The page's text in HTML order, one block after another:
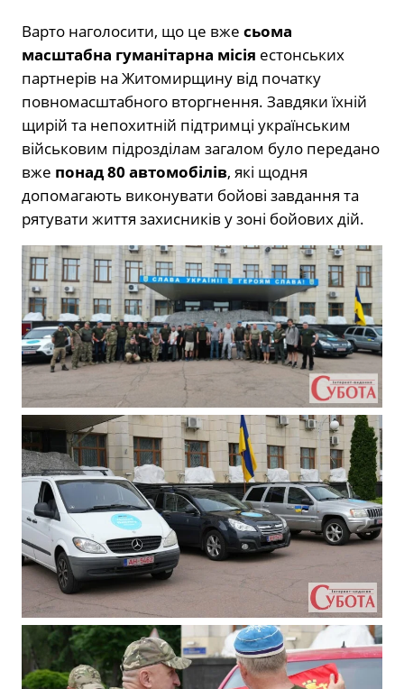
Варто наголосити, що це вже сьома
масштабна гуманітарна місія естонських
партнерів на Житомирщину від початку
повномасштабного вторгнення. Завдяки їхній
щирій та непохитній підтримці українським
військовим підрозділам загалом було передано
вже понад 80 автомобілів, які щодня
допомагають виконувати бойові завдання та
рятувати життя захисників у зоні бойових дій.